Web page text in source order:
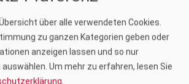
über alle verwendeten Cookies.
zu ganzen Kategorien geben oder
anzeigen lassen und so nur
Um mehr zu erfahren, lesen Sie
Der Grazer